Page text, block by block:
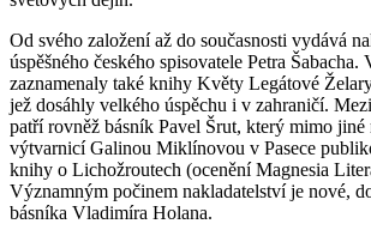
Od svého založení až do současnosti vydává
úspěšného českého spisovatele Petra Šabacha.
zaznamenaly také knihy Květy Legátové
jež dosáhly velkého úspěchu i v zahraničí.
patří rovněž básník Pavel Šrut, který mimo jiné
výtvarnicí Galinou Miklínovou v Pasece
knihy o Lichožroutech (ocenění Magnesia
Významným počinem nakladatelství je nové,
básníka Vladimíra Holana.